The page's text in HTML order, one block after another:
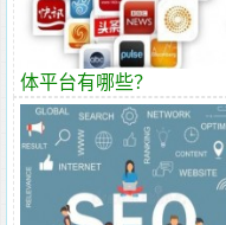
体平台有哪些？